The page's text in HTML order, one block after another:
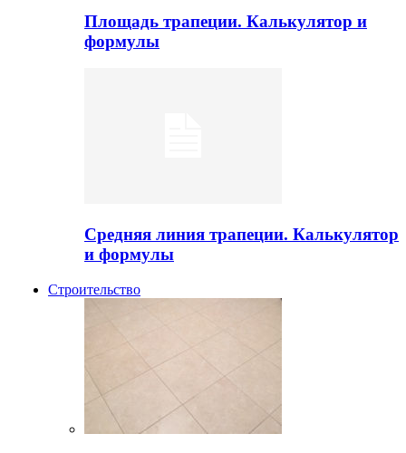
Площадь трапеции. Калькулятор и
формулы
Средняя линия трапеции. Калькулятор
и формулы
Строительство